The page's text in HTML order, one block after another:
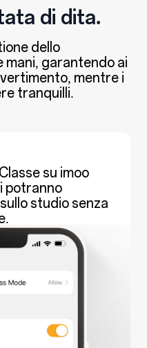
di dita.
dello
garantendo ai
mentre i
tranquilli.
su imoo
potranno
studio senza